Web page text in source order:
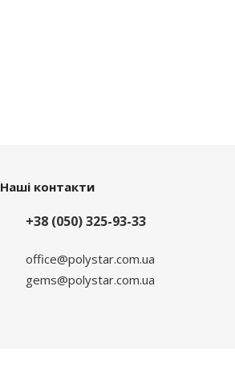
Наші контакти
+38 (050) 325-93-33
office@polystar.com.ua
gems@polystar.com.ua